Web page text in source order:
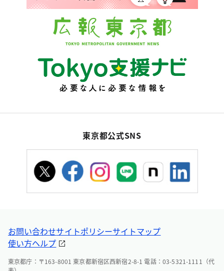
東京都公式SNS
お問い合わせサイトポリシーサイトマップ
使い方ヘルプ
東京都庁：〒163-8001 東京都新宿区西新宿2-8-1 電話：03-5321-1111（代